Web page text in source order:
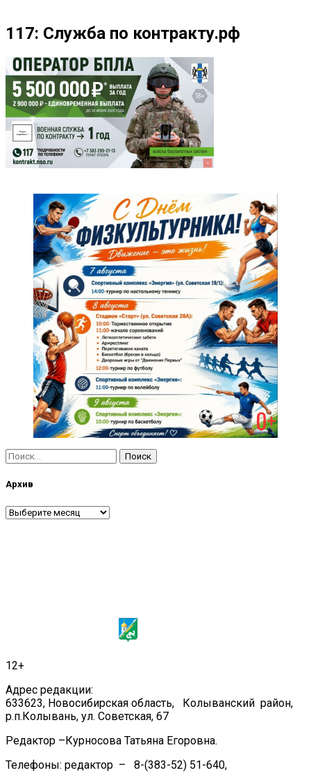
117: Служба по контракту.рф
Найти:
Архив
Архив
12+
Адрес редакции:
633623, Новосибирская область, Колыванский район,
р.п.Колывань, ул. Советская, 67
Редактор –Курносова Татьяна Егоровна.
Телефоны: редактор – 8-(383-52) 51-640,